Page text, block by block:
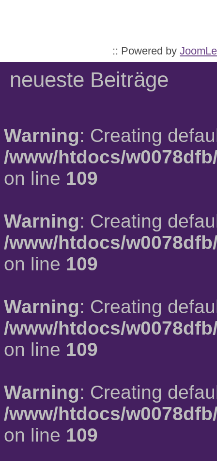
:: Powered by
neueste Beiträge
Warning: Creating
/www/htdocs/
on line 109
Warning: Creating
/www/htdocs/
on line 109
Warning: Creating
/www/htdocs/
on line 109
Warning: Creating
/www/htdocs/
on line 109